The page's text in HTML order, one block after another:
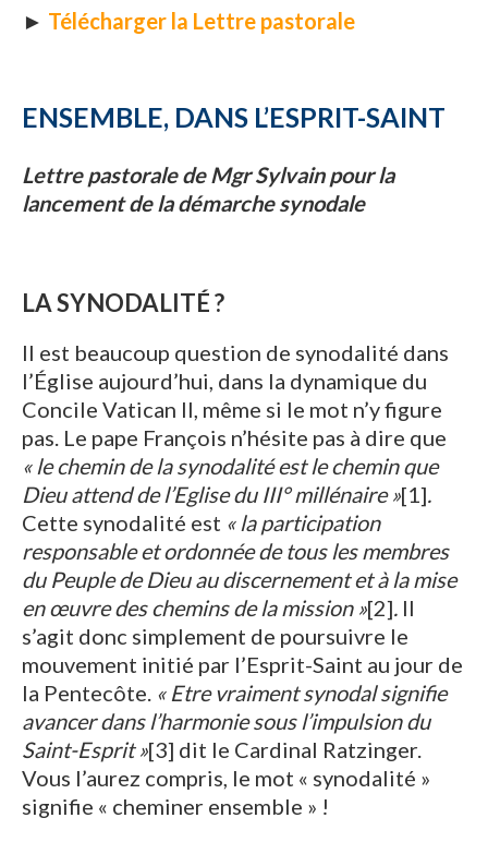
► Télécharger la Lettre pastorale
ENSEMBLE, DANS L’ESPRIT-SAINT
Lettre pastorale de Mgr Sylvain pour la
lancement de la démarche synodale
LA SYNODALITÉ ?
Il est beaucoup question de synodalité dans
l’Église aujourd’hui, dans la dynamique du
Concile Vatican II, même si le mot n’y figure
pas. Le pape François n’hésite pas à dire que
« le chemin de la synodalité est le chemin que
Dieu attend de l’Eglise du III° millénaire »[1].
Cette synodalité est « la participation
responsable et ordonnée de tous les membres
du Peuple de Dieu au discernement et à la mise
en œuvre des chemins de la mission »[2]. Il
s’agit donc simplement de poursuivre le
mouvement initié par l’Esprit-Saint au jour de
la Pentecôte. « Etre vraiment synodal signifie
avancer dans l’harmonie sous l’impulsion du
Saint-Esprit »[3] dit le Cardinal Ratzinger.
Vous l’aurez compris, le mot « synodalité »
signifie « cheminer ensemble » !